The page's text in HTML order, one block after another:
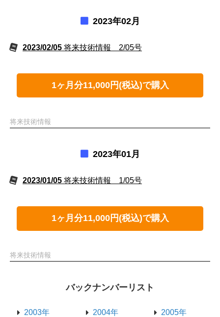
2023年02月
2023/02/05 将来技術情報 2/05号
1ヶ月分11,000円(税込)で購入
将来技術情報
2023年01月
2023/01/05 将来技術情報 1/05号
1ヶ月分11,000円(税込)で購入
将来技術情報
バックナンバーリスト
2003年 2004年 2005年